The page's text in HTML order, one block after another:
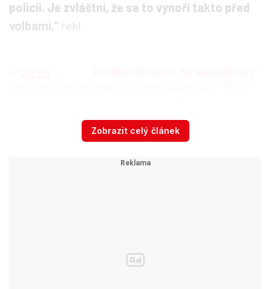
policii. Je zvláštní, že se to vynoří takto před
volbami,“ řekl.
zavání mi to tím určitě. Ta doba, kdy to
nechtělo vypovídat, ale pak najednou
Zobrazit celý článek